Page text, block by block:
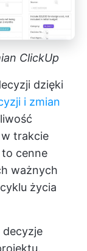
ClickUp
dzięki
i zmian
trakcie
cenne
ważnych
życia
decyzje